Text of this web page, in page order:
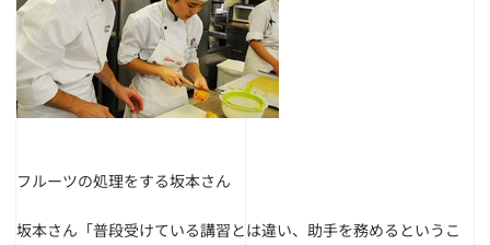
フルーツの処理をする坂本さん
坂本さん「普段受けている講習とは違い、助手を務めるというこ